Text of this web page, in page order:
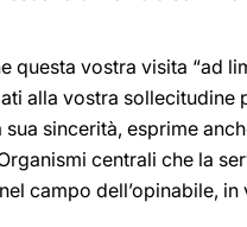
vostra visita “ad
alla vostra sollecitudine
sincerità, esprime
centrali che la
campo dell’opinabile, in